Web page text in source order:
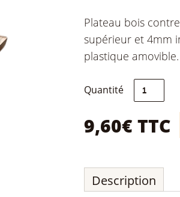
Plateau bois
supérieur et 4mm
plastique amovible.
Quantité quantité
de
Plateau
couvre
cadres
(ruchette)
9,60€ TTC
Description